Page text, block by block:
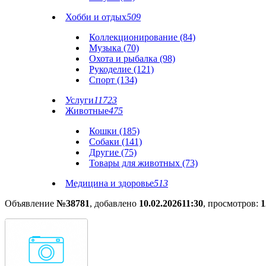
Хобби и отдых509
Коллекционирование (84)
Музыка (70)
Охота и рыбалка (98)
Рукоделие (121)
Спорт (134)
Услуги11723
Животные475
Кошки (185)
Собаки (141)
Другие (75)
Товары для животных (73)
Медицина и здоровье513
Объявление №38781, добавлено 10.02.202611:30, просмотров: